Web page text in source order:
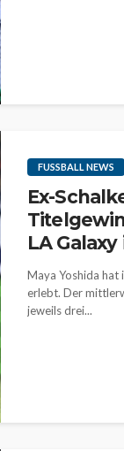
FUSSBALL NEWS
Ex-
LA
Maya Yoshida hat
erlebt. Der
jeweils drei...